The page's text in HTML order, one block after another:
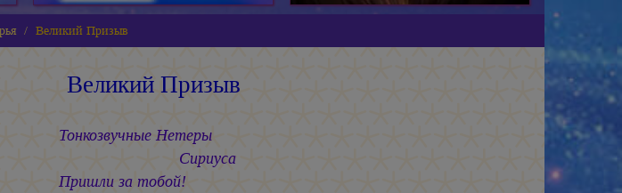
Великий Призыв
Великий Призыв
Тонкозвучные Нетеры
Сириуса
Пришли за тобой!